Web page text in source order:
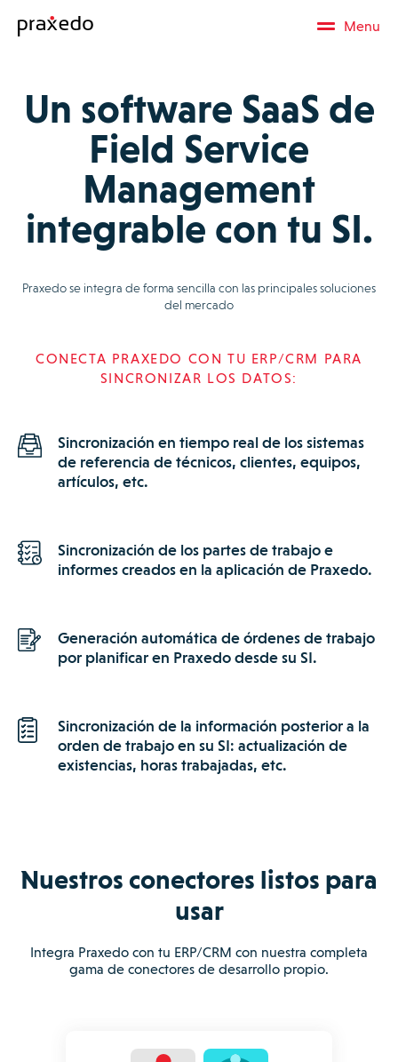
Menu
Un software SaaS de
Field Service
Management
integrable con tu SI.
Praxedo se integra de forma sencilla con las principales soluciones
del mercado
CONECTA PRAXEDO CON TU ERP/CRM PARA
SINCRONIZAR LOS DATOS:
Sincronización en tiempo real de los sistemas
de referencia de técnicos, clientes, equipos,
artículos, etc.
Sincronización de los partes de trabajo e
informes creados en la aplicación de Praxedo.
Generación automática de órdenes de trabajo
por planificar en Praxedo desde su SI.
Sincronización de la información posterior a la
orden de trabajo en su SI: actualización de
existencias, horas trabajadas, etc.
Nuestros conectores listos para
usar
Integra Praxedo con tu ERP/CRM con nuestra completa
gama de conectores de desarrollo propio.